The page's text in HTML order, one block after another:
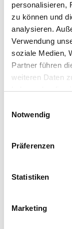
personalisieren,
zu können und
analysieren.
Verwendung
soziale Medien,
Partner führen
weiteren Daten
haben oder die
Notwendig
Präferenzen
Statistiken
Marketing